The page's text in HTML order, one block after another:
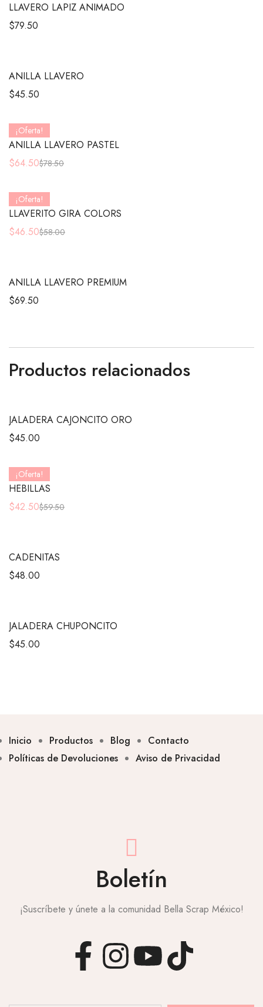
LLAVERO LAPIZ ANIMADO
$79.50
ANILLA LLAVERO
$45.50
¡Oferta!
ANILLA LLAVERO PASTEL
$78.50
$64.50
¡Oferta!
LLAVERITO GIRA COLORS
$58.00
$46.50
ANILLA LLAVERO PREMIUM
$69.50
Productos relacionados
JALADERA CAJONCITO ORO
$45.00
¡Oferta!
HEBILLAS
$59.50
$42.50
CADENITAS
$48.00
JALADERA CHUPONCITO
$45.00
Inicio Productos Blog
Contacto
Políticas de Devoluciones
Aviso de Privacidad
Boletín
¡Suscríbete y únete a la comunidad Bella Scrap México!